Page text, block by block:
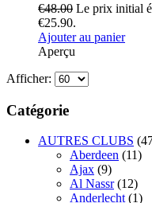
€48.00 Le prix initial
€25.90.
Ajouter au panier
Aperçu
Afficher:
Catégorie
AUTRES CLUBS
Aberdeen (11)
Ajax (9)
Al Nassr (12)
Anderlecht (1)